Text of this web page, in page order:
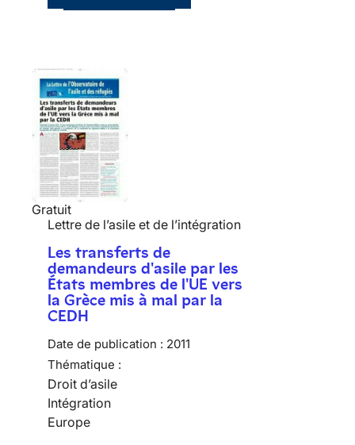
Gratuit
Lettre de l’asile et de l’intégration
Les transferts de
demandeurs d'asile par les
États membres de l'UE vers
la Grèce mis à mal par la
CEDH
Date de publication : 2011
Thématique :
Droit d’asile
Intégration
Europe